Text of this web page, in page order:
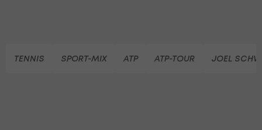
TENNIS SPORT-MIX ATP ATP-TOUR JOEL